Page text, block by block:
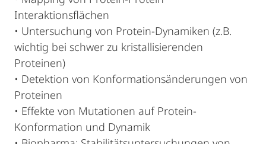
Interaktionsflächen
• Untersuchung von Protein-Dynamiken (z.B.
wichtig bei schwer zu kristallisierenden
Proteinen)
• Detektion von Konformationsänderungen von
Proteinen
• Effekte von Mutationen auf Protein-
Konformation und Dynamik